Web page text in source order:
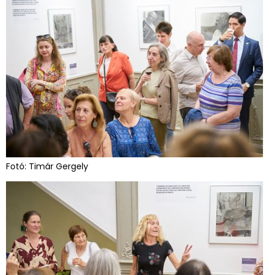
Fotó: Timár Gergely